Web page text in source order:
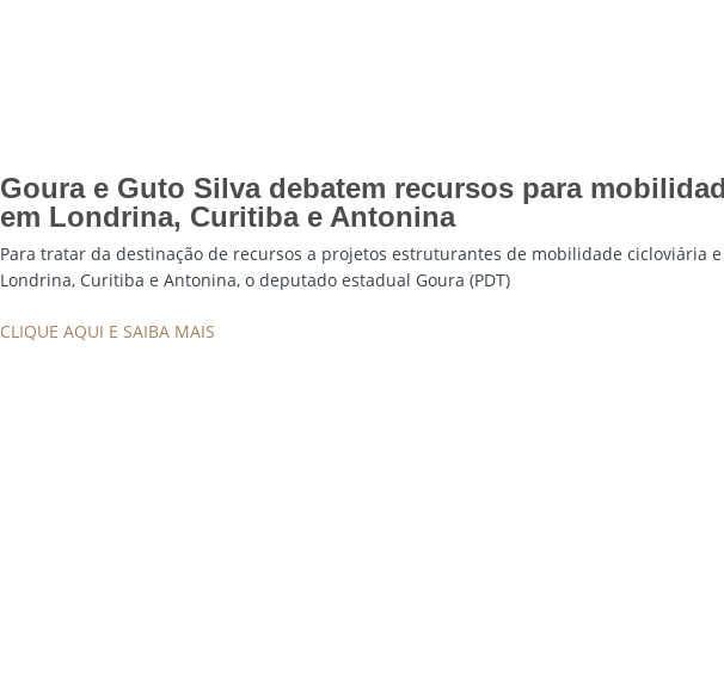
Goura e Guto Silva debatem recursos para
em Londrina, Curitiba e Antonina
Para tratar da destinação de recursos a projetos estruturantes de mobilidade cicloviária
Londrina, Curitiba e Antonina, o deputado estadual Goura (PDT)
CLIQUE AQUI E SAIBA MAIS